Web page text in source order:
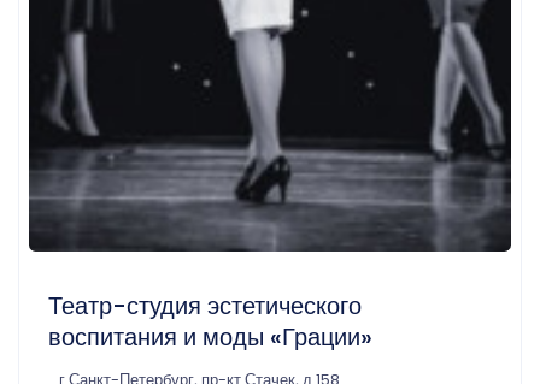
Театр-студия эстетического
воспитания и моды «Грации»
г Санкт-Петербург, пр-кт Стачек, д 158